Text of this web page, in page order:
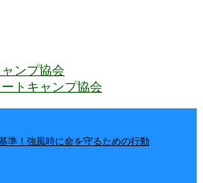
ンプ協会
トキャンプ協会
準！強風時に命を守るための行動